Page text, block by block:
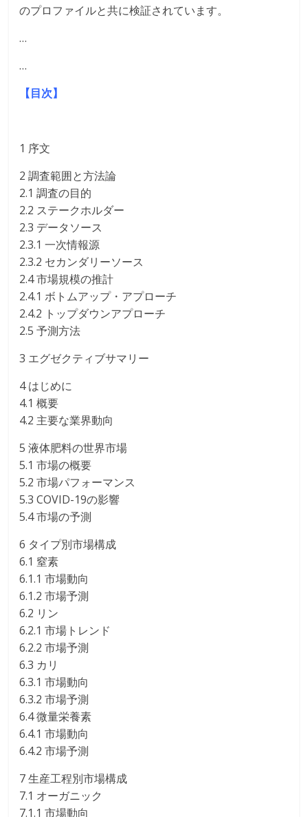
のプロファイルと共に検証されています。
…
…
【目次】
1 序文
2 調査範囲と方法論
2.1 調査の目的
2.2 ステークホルダー
2.3 データソース
2.3.1 一次情報源
2.3.2 セカンダリーソース
2.4 市場規模の推計
2.4.1 ボトムアップ・アプローチ
2.4.2 トップダウンアプローチ
2.5 予測方法
3 エグゼクティブサマリー
4 はじめに
4.1 概要
4.2 主要な業界動向
5 液体肥料の世界市場
5.1 市場の概要
5.2 市場パフォーマンス
5.3 COVID-19の影響
5.4 市場の予測
6 タイプ別市場構成
6.1 窒素
6.1.1 市場動向
6.1.2 市場予測
6.2 リン
6.2.1 市場トレンド
6.2.2 市場予測
6.3 カリ
6.3.1 市場動向
6.3.2 市場予測
6.4 微量栄養素
6.4.1 市場動向
6.4.2 市場予測
7 生産工程別市場構成
7.1 オーガニック
7.1.1 市場動向